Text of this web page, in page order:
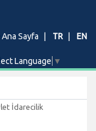
Sayfa TR EN
Language ▼
İdarecilik